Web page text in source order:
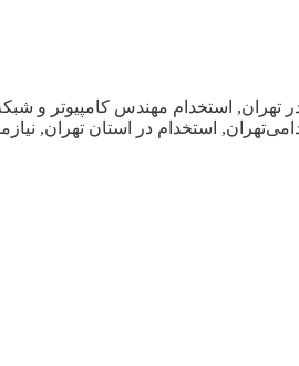
استخدام مهندس کامپیوتر و
استخدام در استان تهران,